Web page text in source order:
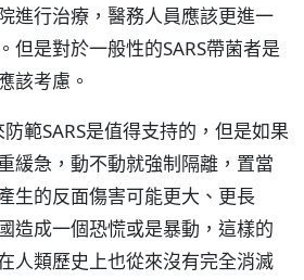
進行治療，醫務人員應該更進一
但是對於一般性的SARS帶菌者是
該考慮。
範SARS是值得支持的，但是如果
緩急，動不動就強制隔離，置當
生的反面傷害可能更大、更長
造成一個恐慌或是暴動，這樣的
人類歷史上也從來沒有完全消滅